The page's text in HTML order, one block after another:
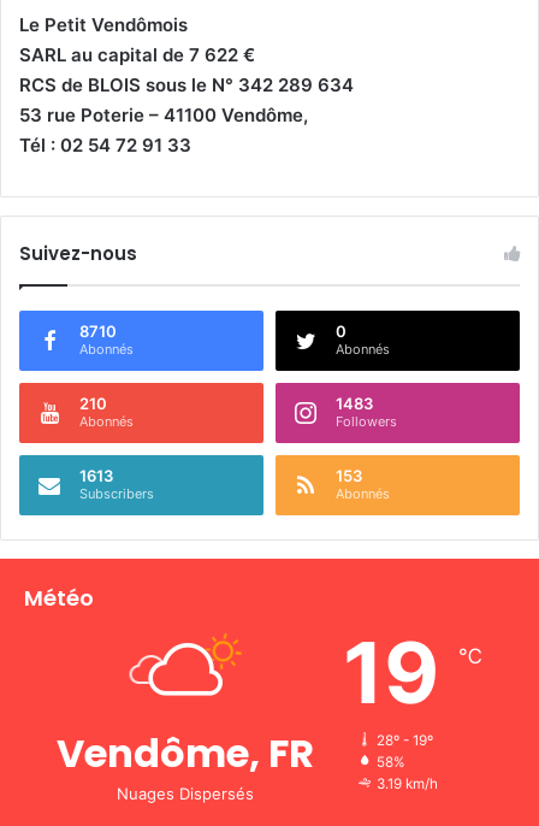
Le Petit Vendômois
SARL au capital de 7 622 €
RCS de BLOIS sous le N° 342 289 634
53 rue Poterie – 41100 Vendôme,
Tél : 02 54 72 91 33
Suivez-nous
8710
Abonnés
0
Abonnés
210
Abonnés
1483
Followers
1613
Subscribers
153
Abonnés
Météo
Vendôme, FR
Nuages Dispersés
19 ℃
28º - 19º
58%
3.19 km/h